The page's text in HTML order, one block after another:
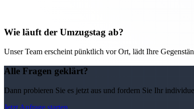
Wie läuft der Umzugstag ab?
Unser Team erscheint pünktlich vor Ort, lädt Ihre
Alle Fragen geklärt?
Dann probieren Sie es jetzt aus und fordern Sie Ihr
Jetzt Anfrage starten